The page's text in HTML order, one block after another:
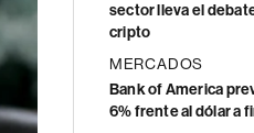
sector lleva el
cripto
MERCADOS
Bank of America
6% frente al dólar a